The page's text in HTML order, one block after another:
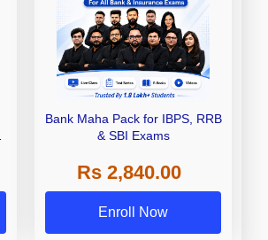
Bank Maha Pack for IBPS, RRB
& SBI Exams
Rs 2,840.00
Enroll Now